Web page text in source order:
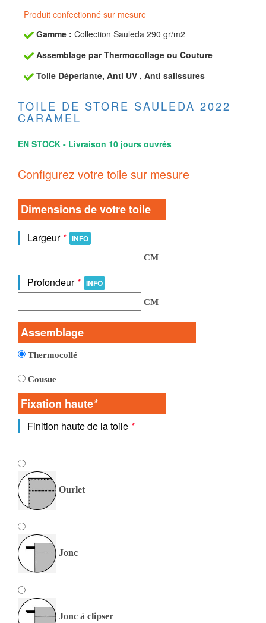
Produit confectionné sur mesure
Gamme : Collection Sauleda 290 gr/m2
Assemblage par Thermocollage ou Couture
Toile Déperlante, Anti UV , Anti salissures
TOILE DE STORE SAULEDA 2022
CARAMEL
EN STOCK - Livraison 10 jours ouvrés
Configurez votre toile sur mesure
Dimensions de votre toile
Largeur * INFO
CM
Profondeur * INFO
CM
Assemblage
Thermocollé
Cousue
Fixation haute*
Finition haute de la toile *
Ourlet
Jonc
Jonc à clipser